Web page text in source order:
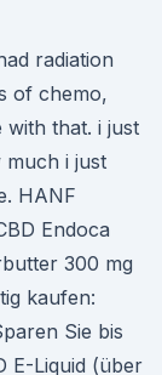
radiation
of chemo,
with that. i just
i just
HANF
Endoca
300 mg
kaufen:
Sie bis
E-Liquid (über